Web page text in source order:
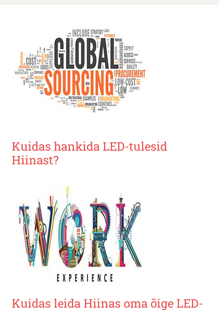
Kuidas hankida LED-tulesid
Hiinast?
Kuidas leida Hiinas oma õige LED-